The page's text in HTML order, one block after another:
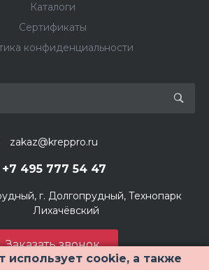
использует cookie, а также
Каталоги
Сертификаты
конфиденциальности
zakaz@kreppro.ru
+7 495 777 54 47
г. Долгопрудный, Технопарк
Лихачёвский
Заказать звонок